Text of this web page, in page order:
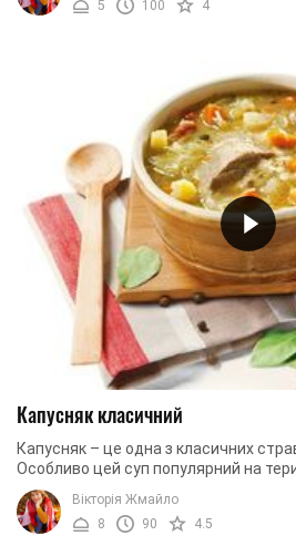
5
100 4
Капусняк класичний
Капусняк – це одна з класичних страв
Особливо цей суп популярний на
Капусняк має насичений смак із ...
Вікторія Жмайло
8
90 4.5